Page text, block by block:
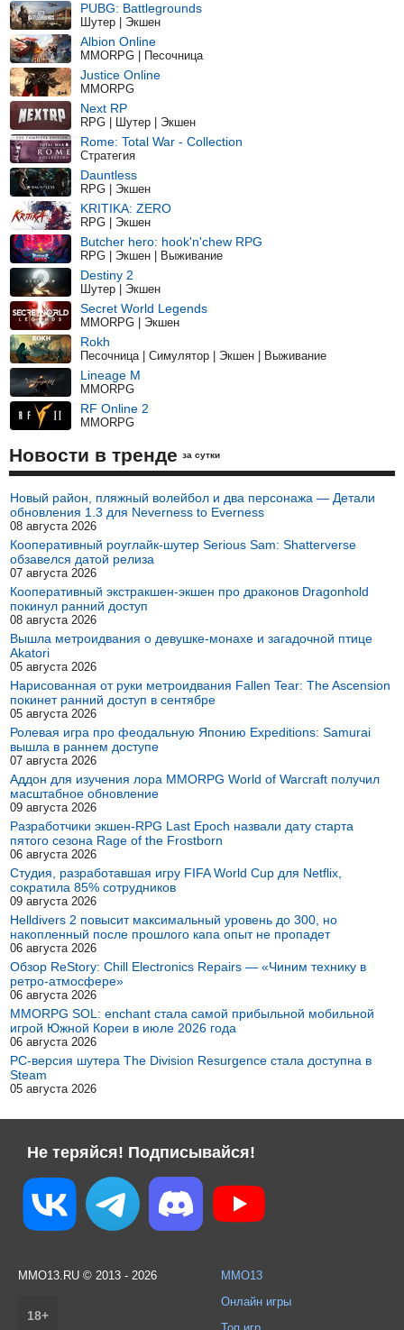
PUBG: Battlegrounds
Шутер | Экшен
Albion Online
MMORPG | Песочница
Justice Online
MMORPG
Next RP
RPG | Шутер | Экшен
Rome: Total War - Collection
Стратегия
Dauntless
RPG | Экшен
KRITIKA: ZERO
RPG | Экшен
Butcher hero: hook'n'chew RPG
RPG | Экшен | Выживание
Destiny 2
Шутер | Экшен
Secret World Legends
MMORPG | Экшен
Rokh
Песочница | Симулятор | Экшен | Выживание
Lineage M
MMORPG
RF Online 2
MMORPG
Новости в тренде за сутки
Новый район, пляжный волейбол и два персонажа — Детали
обновления 1.3 для Neverness to Everness
08 августа 2026
Кооперативный роуглайк-шутер Serious Sam: Shatterverse
обзавелся датой релиза
07 августа 2026
Кооперативный экстракшен-экшен про драконов Dragonhold
покинул ранний доступ
08 августа 2026
Вышла метроидвания о девушке-монахе и загадочной птице
Akatori
05 августа 2026
Нарисованная от руки метроидвания Fallen Tear: The Ascension
покинет ранний доступ в сентябре
05 августа 2026
Ролевая игра про феодальную Японию Expeditions: Samurai
вышла в раннем доступе
07 августа 2026
Аддон для изучения лора MMORPG World of Warcraft получил
масштабное обновление
09 августа 2026
Разработчики экшен-RPG Last Epoch назвали дату старта
пятого сезона Rage of the Frostborn
06 августа 2026
Студия, разработавшая игру FIFA World Cup для Netflix,
сократила 85% сотрудников
09 августа 2026
Helldivers 2 повысит максимальный уровень до 300, но
накопленный после прошлого капа опыт не пропадет
06 августа 2026
Обзор ReStory: Chill Electronics Repairs — «Чиним технику в
ретро-атмосфере»
06 августа 2026
MMORPG SOL: enchant стала самой прибыльной мобильной
игрой Южной Кореи в июле 2026 года
06 августа 2026
PC-версия шутера The Division Resurgence стала доступна в
Steam
05 августа 2026
Не теряйся! Подписывайся!
MMO13.RU © 2013 - 2026
18+
MMO13
Онлайн игры